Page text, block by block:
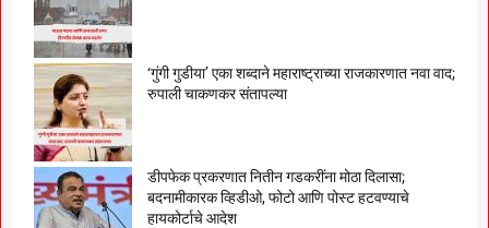
‘गुंगी गुडीया’ एका शब्दाने महाराष्ट्राच्या राजकारणात नवा वाद;
रुपाली चाकणकर संतापल्या
डीपफेक प्रकरणात नितीन गडकरींना मोठा दिलासा;
बदनामीकारक व्हिडीओ, फोटो आणि पोस्ट हटवण्याचे
हायकोर्टाचे आदेश